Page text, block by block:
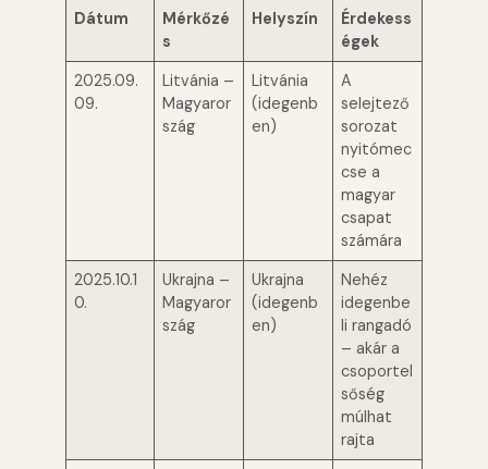
Dátum
Mérkőzé
s
Helyszín
Érdekess
égek
2025.09.
09.
Litvánia –
Magyaror
szág
Litvánia
(idegenb
en)
A
selejtező
sorozat
nyitómec
cse a
magyar
csapat
számára
2025.10.1
0.
Ukrajna –
Magyaror
szág
Ukrajna
(idegenb
en)
Nehéz
idegenbe
li rangadó
– akár a
csoportel
sőség
múlhat
rajta